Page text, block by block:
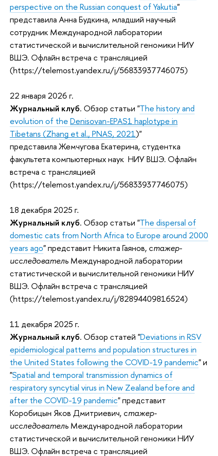
perspective on the Russian conquest of Yakutia"
представила Анна Будкина, младший научный
сотрудник Международной лаборатории
статистической и вычислительной геномики НИУ
ВШЭ. Офлайн встреча с трансляцией
(https://telemost.yandex.ru/j/56833937746075)
22 января 2026 г.
Журнальный клуб. Обзор статьи "The history and
evolution of the Denisovan-EPAS1 haplotype in
Tibetans (Zhang et al., PNAS, 2021)"
представилаЖемчугова Екатерина, студентка
факультета компьютерных наук НИУ ВШЭ. Офлайн
встреча с трансляцией
(https://telemost.yandex.ru/j/56833937746075)
18 декабря 2025 г.
Журнальный клуб. Обзор статьи "The dispersal of
domestic cats from North Africa to Europe around 2000
years ago" представит Никита Гаянов, стажер-
исследователь Международной лаборатории
статистической и вычислительной геномики НИУ
ВШЭ. Офлайн встреча с трансляцией
(https://telemost.yandex.ru/j/82894409816524)
11 декабря 2025 г.
Журнальный клуб. Обзор статей "Deviations in RSV
epidemiological patterns and population structures in
the United States following the COVID-19 pandemic" и
"Spatial and temporal transmission dynamics of
respiratory syncytial virus in New Zealand before and
after the COVID-19 pandemic" представит
Коробицын Яков Дмитриевич, стажер-
исследователь Международной лаборатории
статистической и вычислительной геномики НИУ
ВШЭ. Офлайн встреча с трансляцией